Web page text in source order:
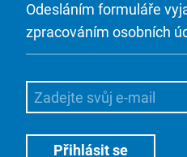
Odesláním formuláře
zpracováním osobních